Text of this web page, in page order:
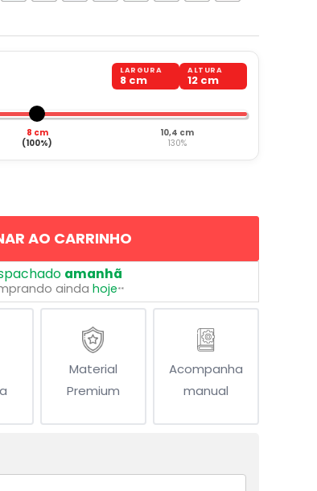
LARGURA
8 cm
ALTURA
12 cm
8 cm
(100%)
10,4 cm
130%
AO CARRINHO
amanhã
ainda hoje**
Material
Premium
Acompanha
manual